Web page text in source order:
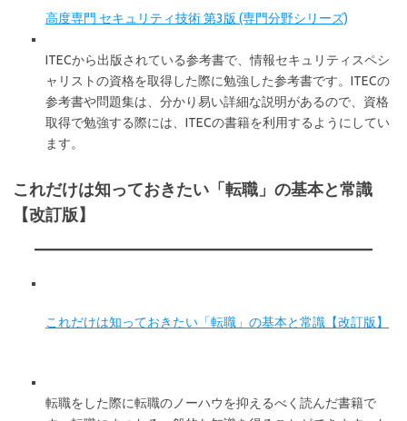
高度専門 セキュリティ技術 第3版 (専門分野シリーズ)
ITECから出版されている参考書で、情報セキュリティスペシ
ャリストの資格を取得した際に勉強した参考書です。ITECの
参考書や問題集は、分かり易い詳細な説明があるので、資格
取得で勉強する際には、ITECの書籍を利用するようにしてい
ます。
これだけは知っておきたい「転職」の基本と常識
【改訂版】
これだけは知っておきたい「転職」の基本と常識【改訂版】
転職をした際に転職のノーハウを抑えるべく読んだ書籍で